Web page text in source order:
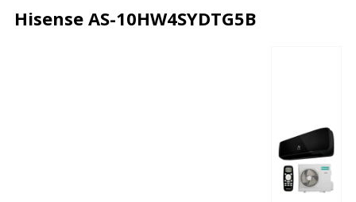
Hisense AS-10HW4SYDTG5B